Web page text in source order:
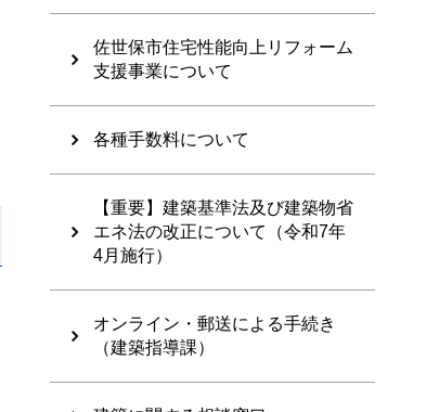
佐世保市住宅性能向上リフォーム
支援事業について
各種手数料について
【重要】建築基準法及び建築物省
エネ法の改正について（令和7年
4月施行）
オンライン・郵送による手続き
（建築指導課）